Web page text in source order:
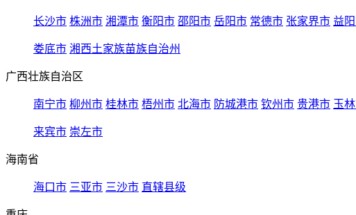
长沙市 株洲市 湘潭市 衡阳市 邵阳市 岳阳市 常德市 张家界市 益
娄底市 湘西土家族苗族自治州
广西壮族自治区
南宁市 柳州市 桂林市 梧州市 北海市 防城港市 钦州市 贵港市 玉
来宾市 崇左市
海南省
海口市 三亚市 三沙市 直辖县级